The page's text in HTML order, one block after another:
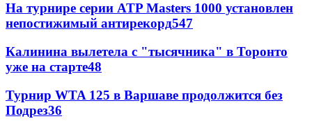
На турнире серии ATP Masters 1000 установлен
непостижимый антирекорд547
Калинина вылетела с "тысячника" в Торонто
уже на старте48
Турнир WTA 125 в Варшаве продолжится без
Подрез36